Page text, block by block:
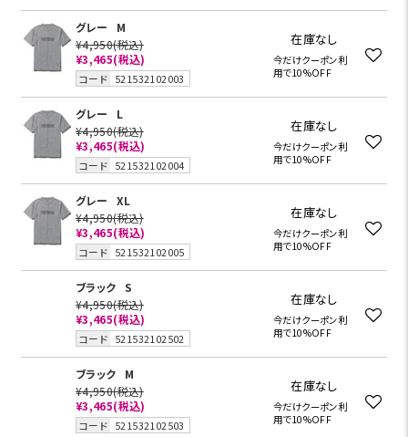
グレー
M
¥4,950(税込)
¥3,465(税込)
コード 521532102003
在庫なし
今だけクーポン利
用で10%OFF
グレー
L
¥4,950(税込)
¥3,465(税込)
コード 521532102004
在庫なし
今だけクーポン利
用で10%OFF
グレー
XL
¥4,950(税込)
¥3,465(税込)
コード 521532102005
在庫なし
今だけクーポン利
用で10%OFF
ブラック
S
¥4,950(税込)
¥3,465(税込)
コード 521532102502
在庫なし
今だけクーポン利
用で10%OFF
ブラック
M
¥4,950(税込)
¥3,465(税込)
コード 521532102503
在庫なし
今だけクーポン利
用で10%OFF